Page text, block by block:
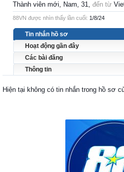
Thành viên mới, Nam, 31, đến từ
88VN được nhìn thấy lần cuối: 1/8/24
Tin nhắn hồ sơ
Hoạt động gần đây
Các bài đăng
Thông tin
Hiện tại không có tin nhắn trong hồ sơ